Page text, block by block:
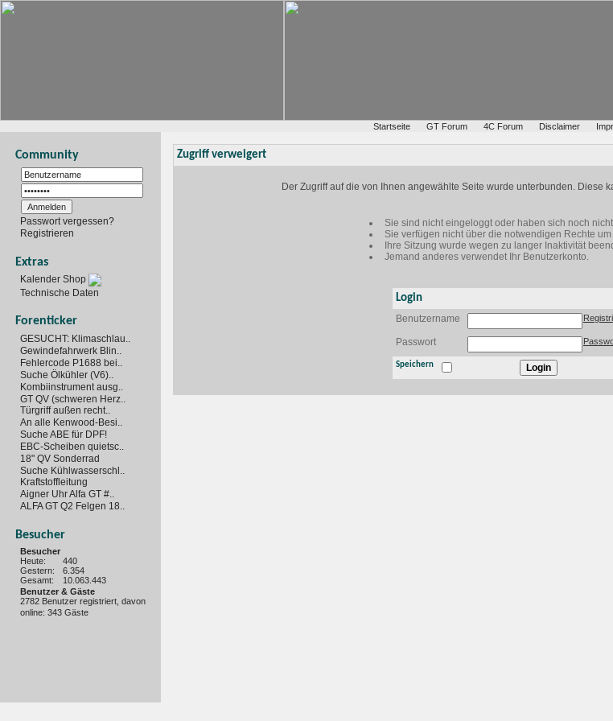
Startseite GT Forum 4C Forum Disclaimer
Community
Passwort vergessen?
Registrieren
Extras
Kalender Shop
Technische Daten
Forenticker
GESUCHT: Klimaschlau..
Gewindefahrwerk Blin..
Fehlercode P1688 bei..
Suche Ölkühler (V6)..
Kombiinstrument ausg..
GT QV (schweren Herz..
Türgriff außen recht..
An alle Kenwood-Besi..
Suche ABE für DPF!
EBC-Scheiben quietsc..
18" QV Sonderrad
Suche Kühlwasserschl..
Kraftstoffleitung
Aigner Uhr Alfa GT #..
ALFA GT Q2 Felgen 18..
Besucher
Besucher
Heute:
440
Gestern:
6.354
Gesamt:
10.063.443
Benutzer & Gäste
2782 Benutzer registriert, davon
online: 343 Gäste
Zugriff verweigert
Der Zugriff auf die von Ihnen angewählte Seite wurde unterbunden. Diese
Sie sind nicht eingeloggt oder haben sich noch
Sie verfügen nicht über die notwendigen Rechte
Ihre Sitzung wurde wegen zu langer Inaktivität
Jemand anderes verwendet Ihr Benutzerkonto.
Login
Benutzername
Passwort
Speichern